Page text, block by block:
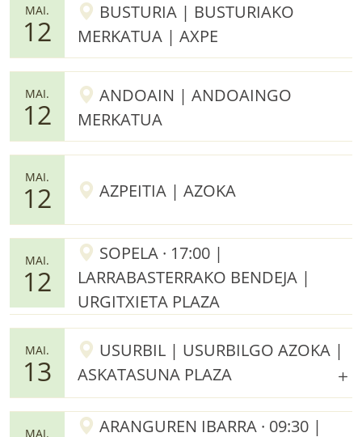
MAI.
12
BUSTURIA | BUSTURIAKO
MERKATUA | AXPE
MAI.
12
ANDOAIN | ANDOAINGO
MERKATUA
MAI.
12 AZPEITIA | AZOKA
MAI.
12
SOPELA · 17:00 |
LARRABASTERRAKO BENDEJA |
URGITXIETA PLAZA
MAI.
13
USURBIL | USURBILGO AZOKA |
ASKATASUNA PLAZA
MAI.
ARANGUREN IBARRA · 09:30 |